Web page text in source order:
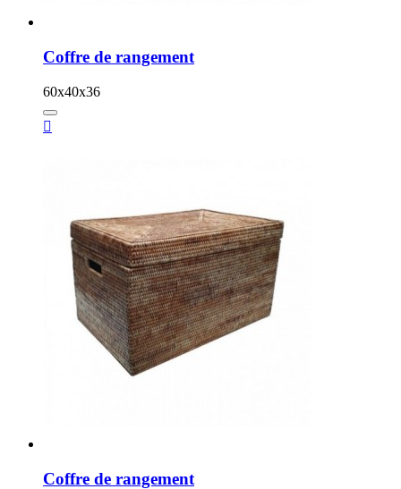
Coffre de rangement
60x40x36

Coffre de rangement